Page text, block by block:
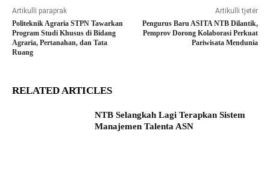
Artikulli paraprak
Politeknik Agraria STPN Tawarkan
Program Studi Khusus di Bidang
Agraria, Pertanahan, dan Tata
Ruang
Artikulli tjetër
Pengurus Baru ASITA NTB Dilantik,
Pemprov Dorong Kolaborasi Perkuat
Pariwisata Mendunia
RELATED ARTICLES
NTB Selangkah Lagi Terapkan Sistem
Manajemen Talenta ASN